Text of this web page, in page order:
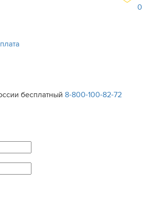
0
бесплатный 8-800-100-82-72